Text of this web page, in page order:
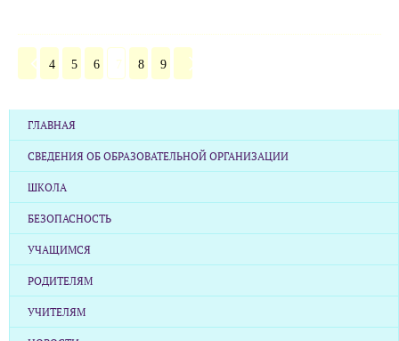
4 5 6 7 8 9
ГЛАВНАЯ
СВЕДЕНИЯ ОБ ОБРАЗОВАТЕЛЬНОЙ ОРГАНИЗАЦИИ
ШКОЛА
БЕЗОПАСНОСТЬ
УЧАЩИМСЯ
РОДИТЕЛЯМ
УЧИТЕЛЯМ